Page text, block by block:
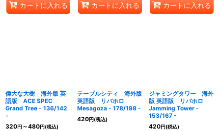
カートに入れる カートに入れる カートに入れる
偉大な大樹 海外版 英
語版 ACE SPEC
Grand Tree - 136/142
-
320円～480円(税込)
テーブルシティ 海外版
英語版 リバホロ
Mesagoza - 178/198 -
420円(税込)
ジャミングタワー 海外
版 英語版 リバホロ
Jamming Tower -
153/167 -
420円(税込)